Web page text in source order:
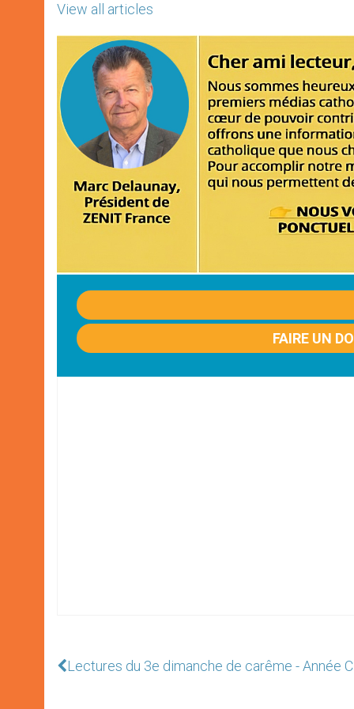
View all articles
FAIRE UN
Lectures du 3e dimanche de carême - Année C